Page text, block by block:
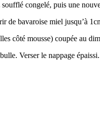
congelé, puis une
de bavaroise miel jusqu’à
côté mousse) coupée au
Verser le nappage